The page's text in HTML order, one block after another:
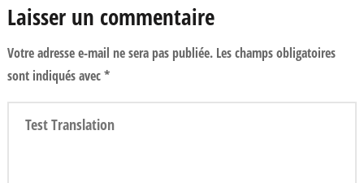
Laisser un commentaire
Votre adresse e-mail ne sera pas publiée. Les champs obligatoires
sont indiqués avec*